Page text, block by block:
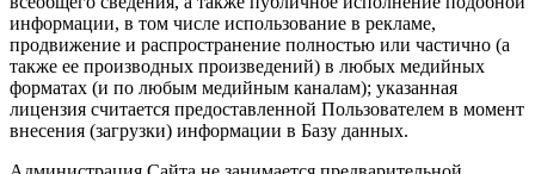
информации, в том числе использование в рекламе,
продвижение и распространение полностью или частично (а
также ее производных произведений) в любых медийных
форматах (и по любым медийным каналам); указанная
лицензия считается предоставленной Пользователем в момент
внесения (загрузки) информации в Базу данных.